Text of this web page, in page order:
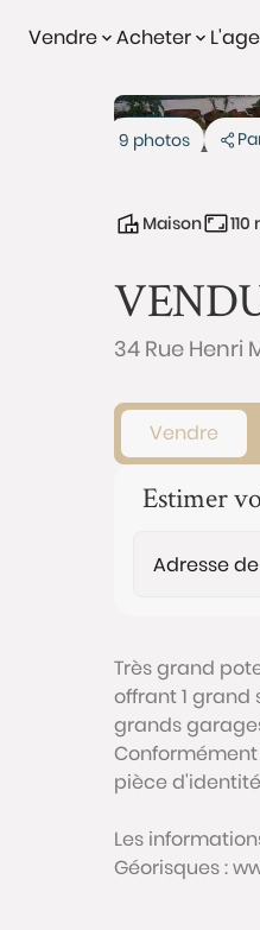
Vendre Acheter
Vendu
9 photos
Maison 110
34 Rue Henri
Vendre
Estimer
Très grand
offrant 1 grand
grands
pièce
Les
Géorisques :